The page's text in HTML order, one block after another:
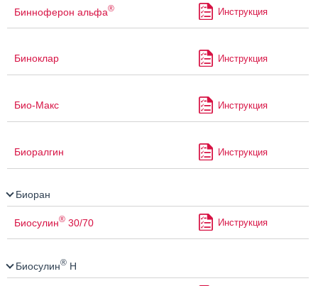
Бинноферон альфа® Инструкция
Биноклар Инструкция
Био-Макс Инструкция
Биоралгин Инструкция
Биоран
Биосулин® 30/70 Инструкция
Биосулин® Н